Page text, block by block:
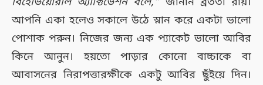
আপনি একা হলেও সকালে উঠে স্নান করে একটা ভালো
পোশাক পরুন। নিজের জন্য এক প্যাকেট ভালো আবির
কিনে আনুন। হয়তো পাড়ার কোনো বাচ্চাকে বা
আবাসনের নিরাপত্তারক্ষীকে একটু আবির ছুঁইয়ে দিন।